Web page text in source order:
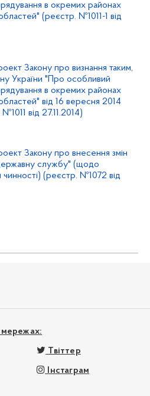
в окремих районах
(реєстр. №1011-1 від
Закону про визнання таким,
України "Про особливий
в окремих районах
від 16 вересня 2014
від 27.11.2014)
Закону про внесення змін
службу" (щодо
чинності) (реєстр. №1072 від
мережах:
Твіттер
Інстаграм